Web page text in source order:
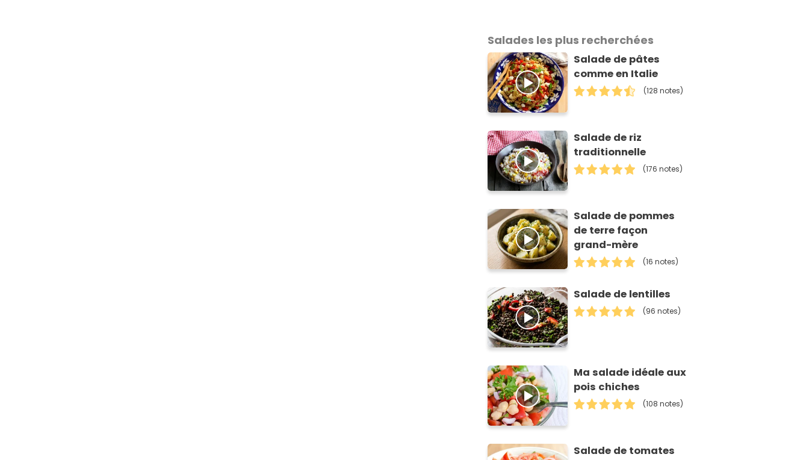
Salades les plus recherchées
Salade de pâtes
comme en Italie
(128 notes)
Salade de riz
traditionnelle
(176 notes)
Salade de pommes
de terre façon
grand-mère
(16 notes)
Salade de lentilles
(96 notes)
Ma salade idéale aux
pois chiches
(108 notes)
Salade de tomates